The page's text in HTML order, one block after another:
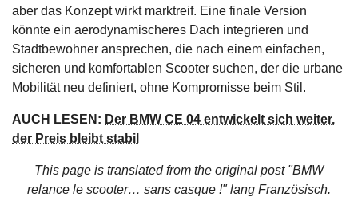
aber das Konzept wirkt marktreif. Eine finale Version
könnte ein aerodynamischeres Dach integrieren und
Stadtbewohner ansprechen, die nach einem einfachen,
sicheren und komfortablen Scooter suchen, der die urbane
Mobilität neu definiert, ohne Kompromisse beim Stil.
AUCH LESEN: Der BMW CE 04 entwickelt sich weiter,
der Preis bleibt stabil
This page is translated from the original post "BMW
relance le scooter… sans casque !"lang Französisch.